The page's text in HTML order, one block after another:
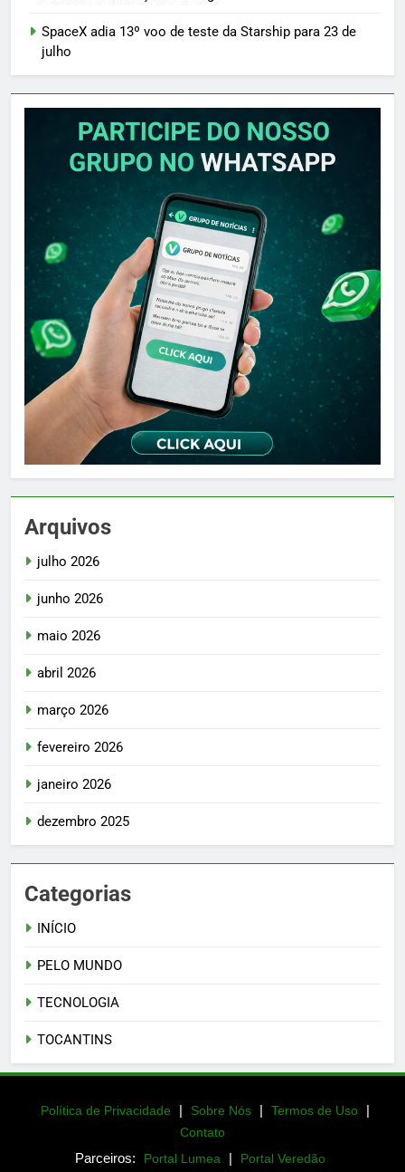
SpaceX adia 13º voo de teste da Starship para 23 de
julho
Arquivos
julho 2026
junho 2026
maio 2026
abril 2026
março 2026
fevereiro 2026
janeiro 2026
dezembro 2025
Categorias
INÍCIO
PELO MUNDO
TECNOLOGIA
TOCANTINS
Política de Privacidade | Sobre Nós | Termos de Uso |
Contato
Parceiros: Portal Lumea | Portal Veredão